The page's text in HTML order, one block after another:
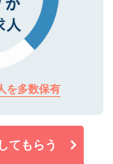
を多数保有
てもらう